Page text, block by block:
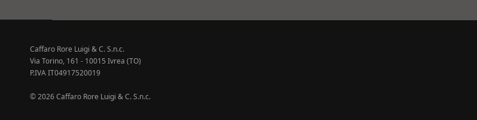
Caffaro Rore Luigi & C. S.n.c.
Via Torino, 161 - 10015 Ivrea (TO)
P.IVA IT04917520019
© 2026 Caffaro Rore Luigi & C. S.n.c.